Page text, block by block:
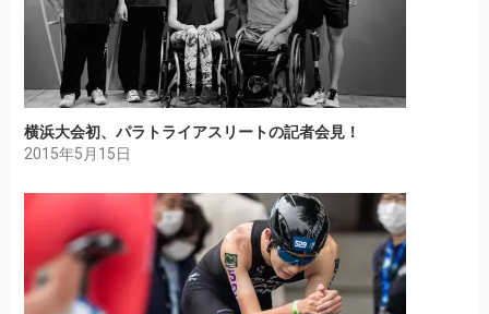
横浜大会初、パラトライアスリートの記者会見！
2015年5月15日